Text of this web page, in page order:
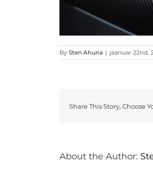
By Sten Ahuna | jaanuar 22nd,
Share This Story, Choose
About the Author: